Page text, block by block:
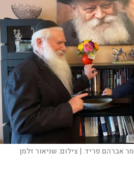
אברהם פריד. | צילום:שניאור זלמן